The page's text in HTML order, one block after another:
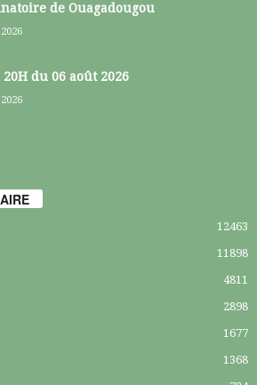
de Ouagadougou
20H du 06 août 2026
12463
11898
4811
2898
1677
1368